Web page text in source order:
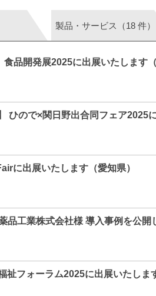
製品・サービス（18 件）
食品開発展2025に出展いたします
ひので×関日野出合同フェア2025
に出展いたします（愛知県）
品工業株式会社様 導入事例を公
祉フォーラム2025に出展いたしま